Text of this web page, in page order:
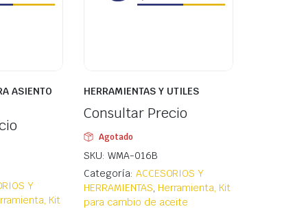
ASIENTO
Y
Kit
HERRAMIENTAS Y UTILES
Consultar Precio
Agotado
SKU: WMA-016B
Categoría: ACCESORIOS Y
HERRAMIENTAS, Herramienta, Kit
para cambio de aceite